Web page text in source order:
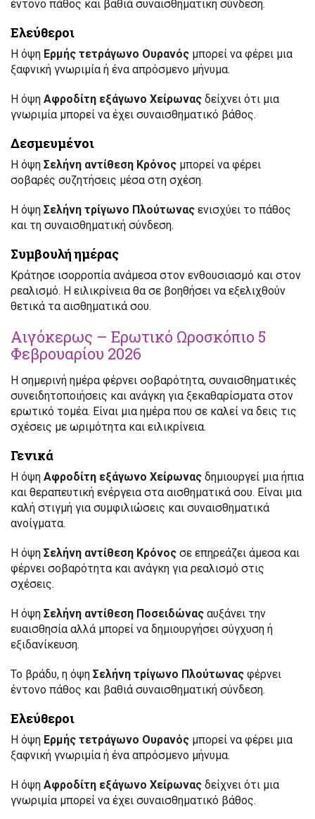
έντονο πάθος και βαθιά συναισθηματική σύνδεση.
Ελεύθεροι
Η όψη Ερμής τετράγωνο Ουρανός μπορεί να φέρει μια
ξαφνική γνωριμία ή ένα απρόσμενο μήνυμα.
Η όψη Αφροδίτη εξάγωνο Χείρωνας δείχνει ότι μια
γνωριμία μπορεί να έχει συναισθηματικό βάθος.
Δεσμευμένοι
Η όψη Σελήνη αντίθεση Κρόνος μπορεί να φέρει
σοβαρές συζητήσεις μέσα στη σχέση.
Η όψη Σελήνη τρίγωνο Πλούτωνας ενισχύει το πάθος
και τη συναισθηματική σύνδεση.
Συμβουλή ημέρας
Κράτησε ισορροπία ανάμεσα στον ενθουσιασμό και στον
ρεαλισμό. Η ειλικρίνεια θα σε βοηθήσει να εξελιχθούν
θετικά τα αισθηματικά σου.
Αιγόκερως – Ερωτικό Ωροσκόπιο 5
Φεβρουαρίου 2026
Η σημερινή ημέρα φέρνει σοβαρότητα, συναισθηματικές
συνειδητοποιήσεις και ανάγκη για ξεκαθαρίσματα στον
ερωτικό τομέα. Είναι μια ημέρα που σε καλεί να δεις τις
σχέσεις με ωριμότητα και ειλικρίνεια.
Γενικά
Η όψη Αφροδίτη εξάγωνο Χείρωνας δημιουργεί μια ήπια
και θεραπευτική ενέργεια στα αισθηματικά σου. Είναι μια
καλή στιγμή για συμφιλιώσεις και συναισθηματικά
ανοίγματα.
Η όψη Σελήνη αντίθεση Κρόνος σε επηρεάζει άμεσα και
φέρνει σοβαρότητα και ανάγκη για ρεαλισμό στις
σχέσεις.
Η όψη Σελήνη αντίθεση Ποσειδώνας αυξάνει την
ευαισθησία αλλά μπορεί να δημιουργήσει σύγχυση ή
εξιδανίκευση.
Το βράδυ, η όψη Σελήνη τρίγωνο Πλούτωνας φέρνει
έντονο πάθος και βαθιά συναισθηματική σύνδεση.
Ελεύθεροι
Η όψη Ερμής τετράγωνο Ουρανός μπορεί να φέρει μια
ξαφνική γνωριμία ή ένα απρόσμενο μήνυμα.
Η όψη Αφροδίτη εξάγωνο Χείρωνας δείχνει ότι μια
γνωριμία μπορεί να έχει συναισθηματικό βάθος.